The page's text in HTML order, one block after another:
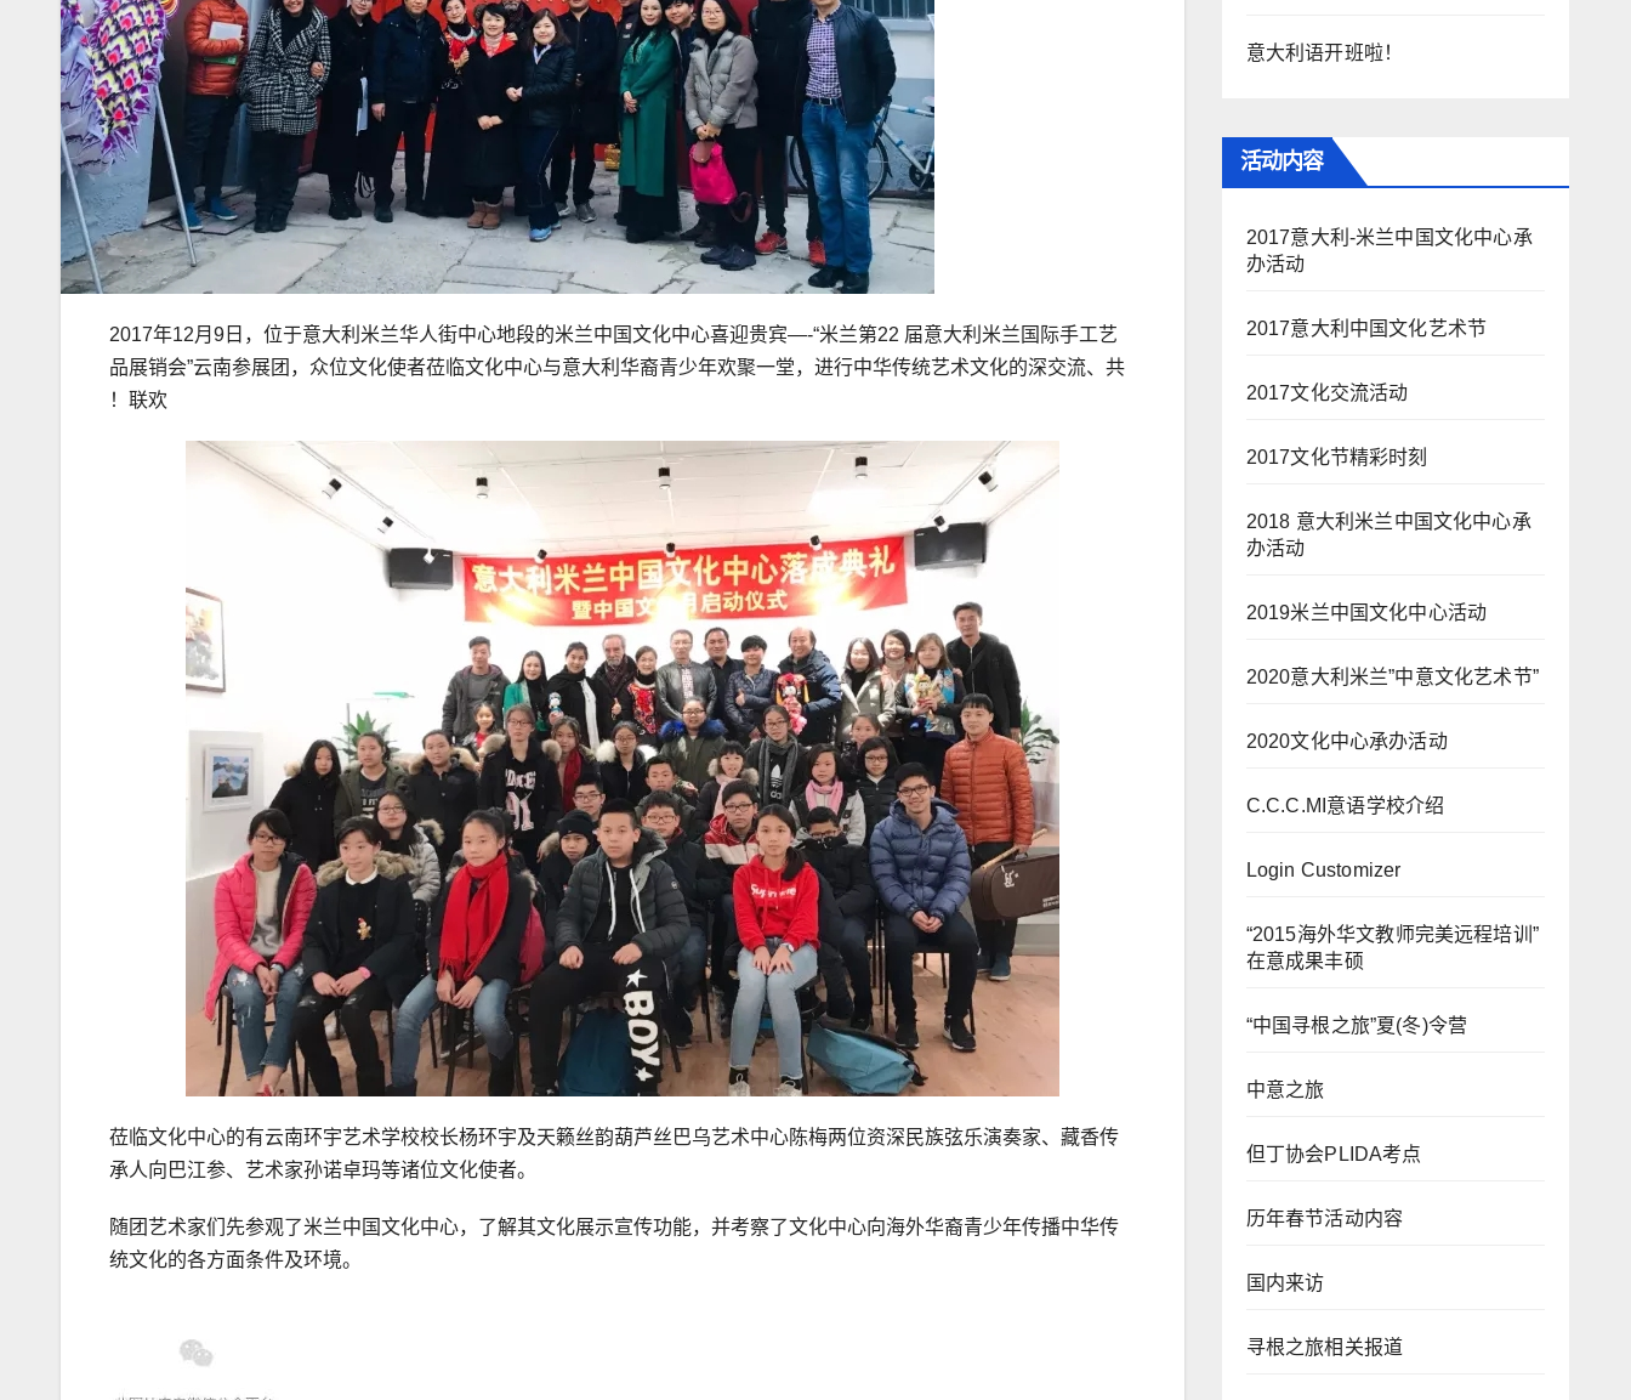
2017年12月9日，位于意大利米兰华人街中心地段的米兰中国文化中心喜迎贵宾—-“米兰第22 届意大利米兰国际手工艺
品展销会”云南参展团，众位文化使者莅临文化中心与意大利华裔青少年欢聚一堂，进行中华传统艺术文化的深交流、共
联欢！
莅临文化中心的有云南环宇艺术学校校长杨环宇及天籁丝韵葫芦丝巴乌艺术中心陈梅两位资深民族弦乐演奏家、藏香传
承人向巴江参、艺术家孙诺卓玛等诸位文化使者。
随团艺术家们先参观了米兰中国文化中心，了解其文化展示宣传功能，并考察了文化中心向海外华裔青少年传播中华传
统文化的各方面条件及环境。
意大利语开班啦！
活动内容
2017意大利-米兰中国文化中心承
办活动
2017意大利中国文化艺术节
2017文化交流活动
2017文化节精彩时刻
2018 意大利米兰中国文化中心承
办活动
2019米兰中国文化中心活动
2020意大利米兰”中意文化艺术节”
2020文化中心承办活动
C.C.C.MI意语学校介绍
Login Customizer
“2015海外华文教师完美远程培训”
在意成果丰硕
“中国寻根之旅”夏(冬)令营
中意之旅
但丁协会PLIDA考点
历年春节活动内容
国内来访
寻根之旅相关报道